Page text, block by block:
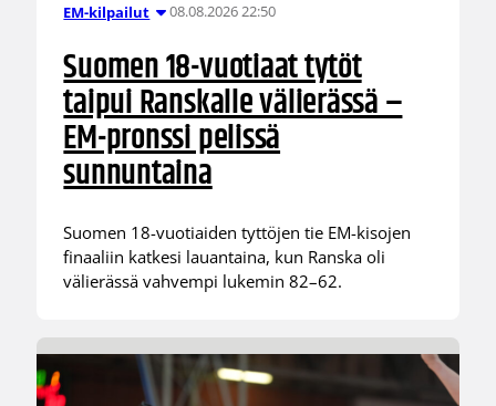
EM-kilpailut 08.08.2026 22:50
Suomen 18-vuotiaat tytöt
taipui Ranskalle välierässä –
EM-pronssi pelissä
sunnuntaina
Suomen 18-vuotiaiden tyttöjen tie EM-kisojen
finaaliin katkesi lauantaina, kun Ranska oli
välierässä vahvempi lukemin 82–62.